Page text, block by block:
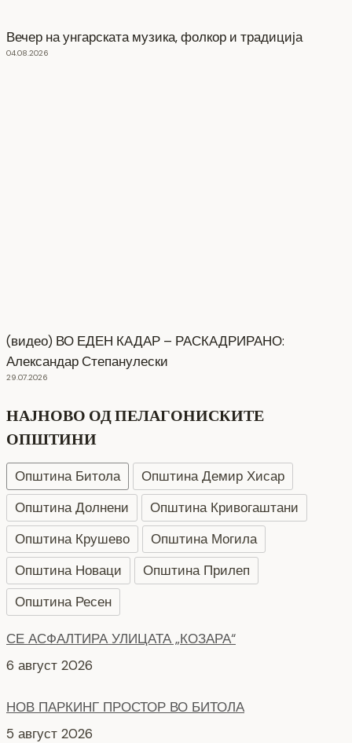
Вечер на унгарската музика, фолкор и традиција
04.08.2026
(видео) ВО ЕДЕН КАДАР – РАСКАДРИРАНО:
Александар Степанулески
29.07.2026
НАЈНОВО ОД ПЕЛАГОНИСКИТЕ
ОПШТИНИ
Општина Битола
Општина Демир Хисар
Општина Долнени
Општина Кривогаштани
Општина Крушево
Општина Могила
Општина Новаци
Општина Прилеп
Општина Ресен
СЕ АСФАЛТИРА УЛИЦАТА „КОЗАРА“
6 август 2026
НОВ ПАРКИНГ ПРОСТОР ВО БИТОЛА
5 август 2026